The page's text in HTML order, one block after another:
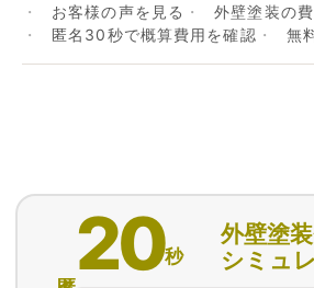
お客様の声を見る
外壁塗装の
匿名30秒で概算費用を確認
無
20秒
外壁塗
シミュ